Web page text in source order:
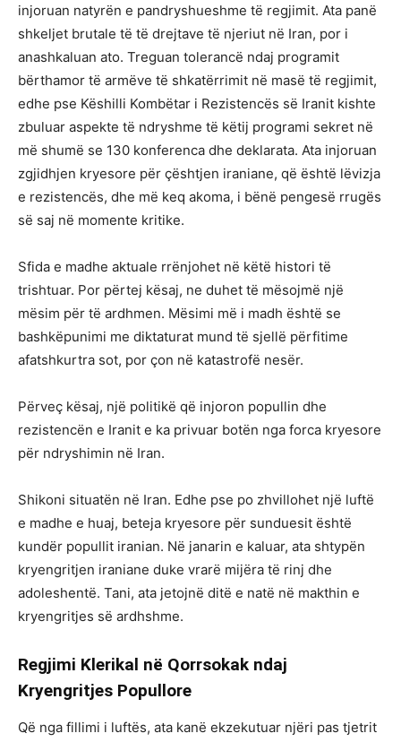
injoruan natyrën e pandryshueshme të regjimit. Ata panë
shkeljet brutale të të drejtave të njeriut në Iran, por i
anashkaluan ato. Treguan tolerancë ndaj programit
bërthamor të armëve të shkatërrimit në masë të regjimit,
edhe pse Këshilli Kombëtar i Rezistencës së Iranit kishte
zbuluar aspekte të ndryshme të këtij programi sekret në
më shumë se 130 konferenca dhe deklarata. Ata injoruan
zgjidhjen kryesore për çështjen iraniane, që është lëvizja
e rezistencës, dhe më keq akoma, i bënë pengesë rrugës
së saj në momente kritike.
Sfida e madhe aktuale rrënjohet në këtë histori të
trishtuar. Por përtej kësaj, ne duhet të mësojmë një
mësim për të ardhmen. Mësimi më i madh është se
bashkëpunimi me diktaturat mund të sjellë përfitime
afatshkurtra sot, por çon në katastrofë nesër.
Përveç kësaj, një politikë që injoron popullin dhe
rezistencën e Iranit e ka privuar botën nga forca kryesore
për ndryshimin në Iran.
Shikoni situatën në Iran. Edhe pse po zhvillohet një luftë
e madhe e huaj, beteja kryesore për sunduesit është
kundër popullit iranian. Në janarin e kaluar, ata shtypën
kryengritjen iraniane duke vrarë mijëra të rinj dhe
adoleshentë. Tani, ata jetojnë ditë e natë në makthin e
kryengritjes së ardhshme.
Regjimi Klerikal në Qorrsokak ndaj
Kryengritjes Popullore
Që nga fillimi i luftës, ata kanë ekzekutuar njëri pas tjetrit